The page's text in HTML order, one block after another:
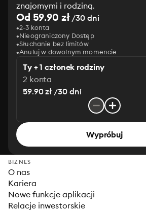
znajomymi i rodziną.
Od 59.90 zł/30 dni
2-3 konta
Nieograniczony Dostęp
Słuchanie bez limitów
Anuluj w dowolnym momencie
Ty + 1 członek rodziny
2 konta
59.90 zł /30 dni
Wypróbuj
BIZNES
O nas
Kariera
Nowe funkcje aplikacji
Relacje inwestorskie